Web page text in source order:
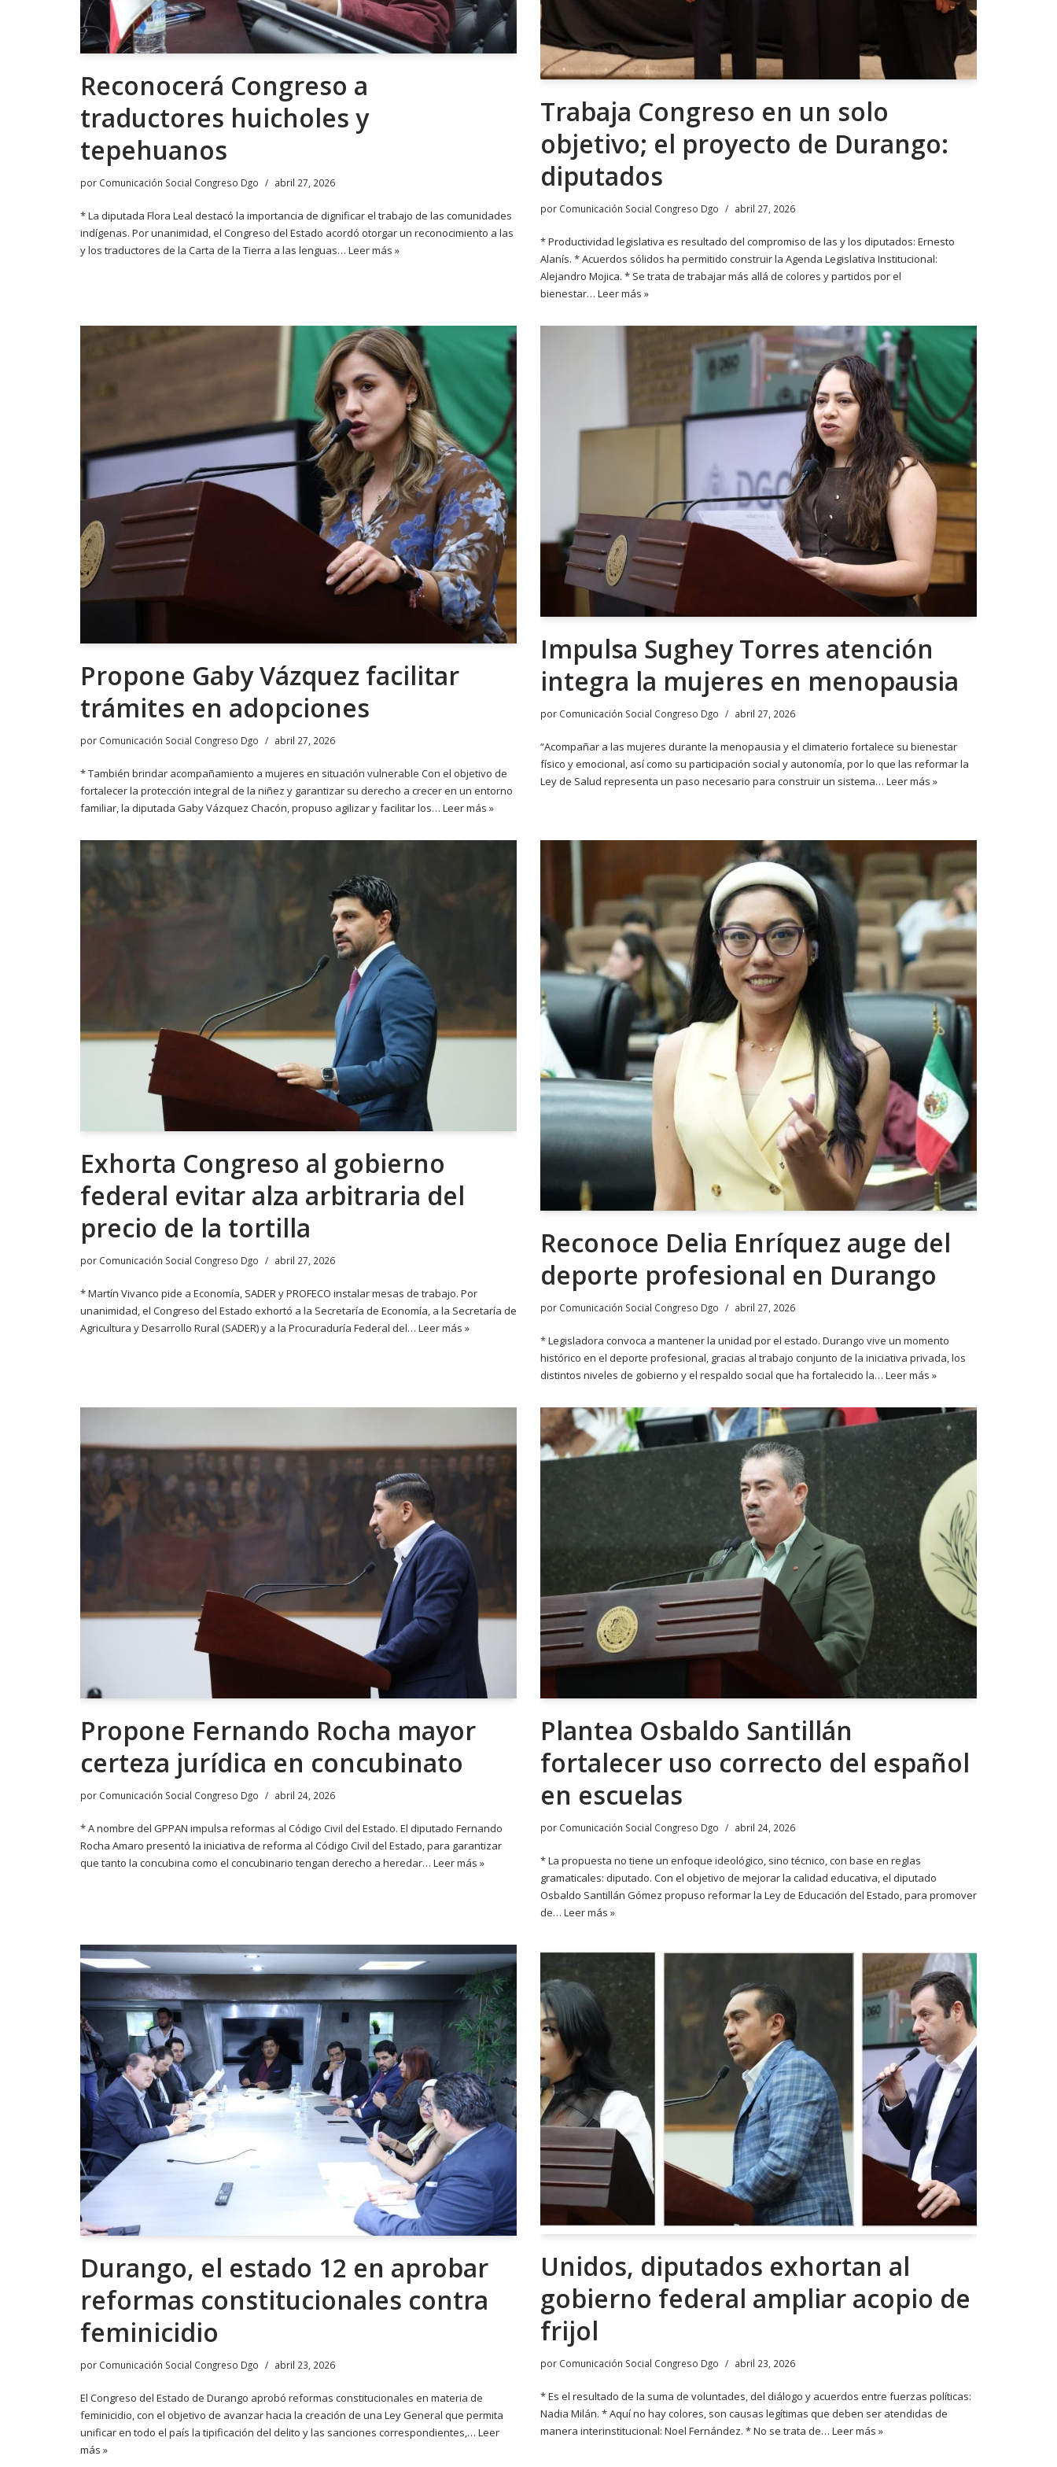
Reconocerá Congreso a
traductores huicholes y
tepehuanos
por Comunicación Social Congreso Dgo abril 27, 2026
* La diputada Flora Leal destacó la importancia de dignificar el trabajo de las comunidades
indígenas. Por unanimidad, el Congreso del Estado acordó otorgar un reconocimiento a las
y los traductores de la Carta de la Tierra a las lenguas… Leer más »
Trabaja Congreso en un solo
objetivo; el proyecto de Durango:
diputados
por Comunicación Social Congreso Dgo abril 27, 2026
* Productividad legislativa es resultado del compromiso de las y los diputados: Ernesto
Alanís. * Acuerdos sólidos ha permitido construir la Agenda Legislativa Institucional:
Alejandro Mojica. * Se trata de trabajar más allá de colores y partidos por el
bienestar… Leer más »
Propone Gaby Vázquez facilitar
trámites en adopciones
por Comunicación Social Congreso Dgo abril 27, 2026
* También brindar acompañamiento a mujeres en situación vulnerable Con el objetivo de
fortalecer la protección integral de la niñez y garantizar su derecho a crecer en un entorno
familiar, la diputada Gaby Vázquez Chacón, propuso agilizar y facilitar los… Leer más »
Impulsa Sughey Torres atención
integra la mujeres en menopausia
por Comunicación Social Congreso Dgo abril 27, 2026
“Acompañar a las mujeres durante la menopausia y el climaterio fortalece su bienestar
físico y emocional, así como su participación social y autonomía, por lo que las reformar la
Ley de Salud representa un paso necesario para construir un sistema… Leer más »
Exhorta Congreso al gobierno
federal evitar alza arbitraria del
precio de la tortilla
por Comunicación Social Congreso Dgo abril 27, 2026
* Martín Vivanco pide a Economía, SADER y PROFECO instalar mesas de trabajo. Por
unanimidad, el Congreso del Estado exhortó a la Secretaría de Economía, a la Secretaría de
Agricultura y Desarrollo Rural (SADER) y a la Procuraduría Federal del… Leer más »
Reconoce Delia Enríquez auge del
deporte profesional en Durango
por Comunicación Social Congreso Dgo abril 27, 2026
* Legisladora convoca a mantener la unidad por el estado. Durango vive un momento
histórico en el deporte profesional, gracias al trabajo conjunto de la iniciativa privada, los
distintos niveles de gobierno y el respaldo social que ha fortalecido la… Leer más »
Propone Fernando Rocha mayor
certeza jurídica en concubinato
por Comunicación Social Congreso Dgo abril 24, 2026
* A nombre del GPPAN impulsa reformas al Código Civil del Estado. El diputado Fernando
Rocha Amaro presentó la iniciativa de reforma al Código Civil del Estado, para garantizar
que tanto la concubina como el concubinario tengan derecho a heredar… Leer más »
Plantea Osbaldo Santillán
fortalecer uso correcto del español
en escuelas
por Comunicación Social Congreso Dgo abril 24, 2026
* La propuesta no tiene un enfoque ideológico, sino técnico, con base en reglas
gramaticales: diputado. Con el objetivo de mejorar la calidad educativa, el diputado
Osbaldo Santillán Gómez propuso reformar la Ley de Educación del Estado, para promover
de… Leer más »
Durango, el estado 12 en aprobar
reformas constitucionales contra
feminicidio
por Comunicación Social Congreso Dgo abril 23, 2026
El Congreso del Estado de Durango aprobó reformas constitucionales en materia de
feminicidio, con el objetivo de avanzar hacia la creación de una Ley General que permita
unificar en todo el país la tipificación del delito y las sanciones correspondientes,… Leer
más »
Unidos, diputados exhortan al
gobierno federal ampliar acopio de
frijol
por Comunicación Social Congreso Dgo abril 23, 2026
* Es el resultado de la suma de voluntades, del diálogo y acuerdos entre fuerzas políticas:
Nadia Milán. * Aquí no hay colores, son causas legítimas que deben ser atendidas de
manera interinstitucional: Noel Fernández. * No se trata de… Leer más »